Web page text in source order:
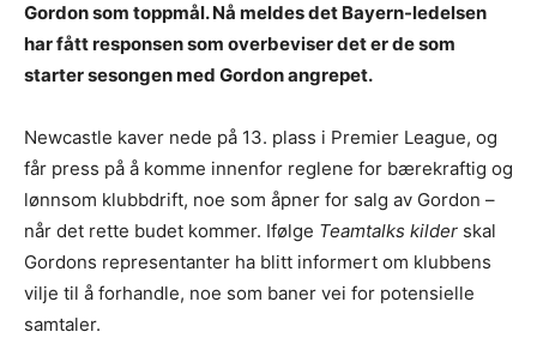
Gordon som toppmål. Nå meldes det Bayern-ledelsen
har fått responsen som overbeviser det er de som
starter sesongen med Gordon angrepet.
Newcastle kaver nede på 13. plass i Premier League, og
får press på å komme innenfor reglene for bærekraftig og
lønnsom klubbdrift, noe som åpner for salg av Gordon –
når det rette budet kommer. Ifølge Teamtalks kilder skal
Gordons representanter ha blitt informert om klubbens
vilje til å forhandle, noe som baner vei for potensielle
samtaler.